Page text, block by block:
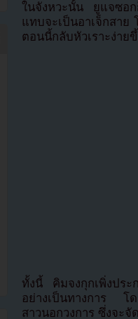
ในจังหวะนั้น ยูแจซอ
แทบจะเป็นอาเจ็กสาย
ตอนนี้กลับหัวเราะง่ายขึ้
ทั้งนี้ คิมจงกุกเพิ่งปร
อย่างเป็นทางการ โด
สาวนอกวงการ ซึ่งจะ